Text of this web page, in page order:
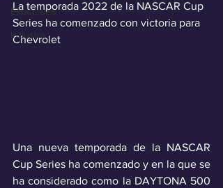
Especiales
Industra
La temporada 2022 de la NASCAR Cup
Series ha comenzado con victoria para
Chevrolet
Una nueva temporada de la NASCAR
Cup Series ha comenzado y en la que se
ha considerado como la DAYTONA 500